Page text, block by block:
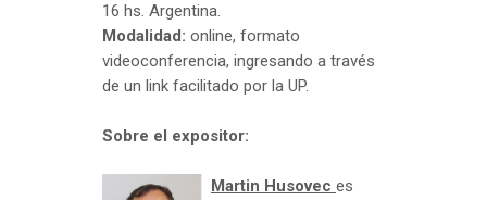
16 hs. Argentina.
Modalidad: online, formato
videoconferencia, ingresando a través
de un link facilitado por la UP.
Sobre el expositor:
Martin Husovec es